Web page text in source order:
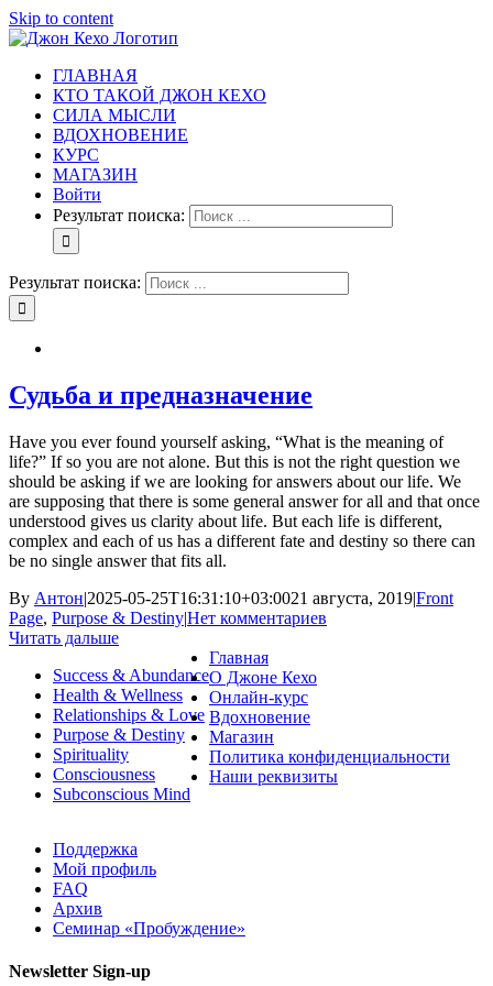
Skip to content
ГЛАВНАЯ
КТО ТАКОЙ ДЖОН КЕХО
СИЛА МЫСЛИ
ВДОХНОВЕНИЕ
КУРС
МАГАЗИН
Войти
Результат поиска:
Результат поиска:
Судьба и предназначение
Have you ever found yourself asking, “What is the meaning of
life?” If so you are not alone. But this is not the right question we
should be asking if we are looking for answers about our life. We
are supposing that there is some general answer for all and that once
understood gives us clarity about life. But each life is different,
complex and each of us has a different fate and destiny so there can
be no single answer that fits all.
By Антон|2025-05-25T16:31:10+03:0021 августа, 2019|Front
Page, Purpose & Destiny|Нет комментариев
Читать дальше
Success & Abundance
Health & Wellness
Relationships & Love
Purpose & Destiny
Spirituality
Consciousness
Subconscious Mind
Главная
О Джоне Кехо
Онлайн-курс
Вдохновение
Магазин
Политика конфиденциальности
Наши реквизиты
Поддержка
Мой профиль
FAQ
Архив
Семинар «Пробуждение»
Newsletter Sign-up